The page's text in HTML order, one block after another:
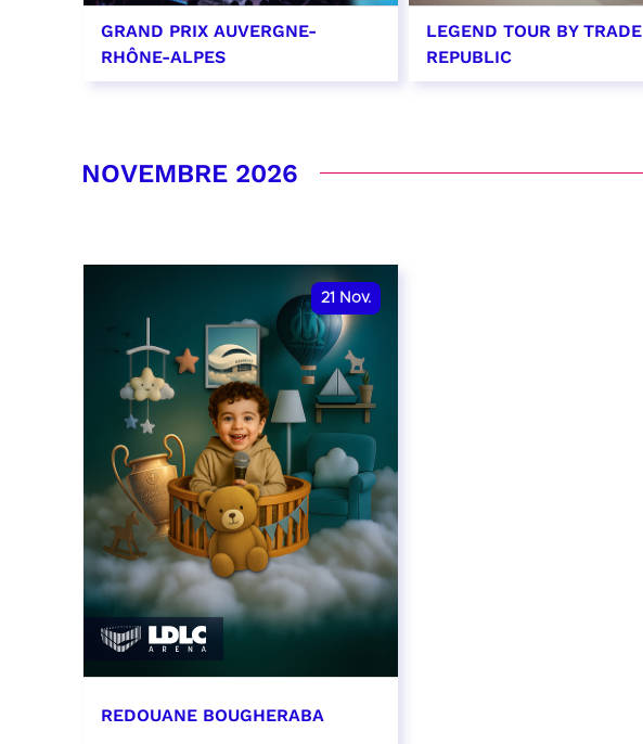
GRAND PRIX AUVERGNE-
RHÔNE-ALPES
LEGEND TOUR BY TRADE
REPUBLIC
NOVEMBRE 2026
21 Nov.
REDOUANE BOUGHERABA